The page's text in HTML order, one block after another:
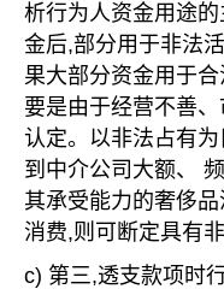
析行为人资金用途
金后,部分用于非法
果大部分资金用于
要是由于经营不善
认定。以非法占有
到中介公司大额、
其承受能力的奢侈
消费,则可断定具有
c) 第三,透支款项时